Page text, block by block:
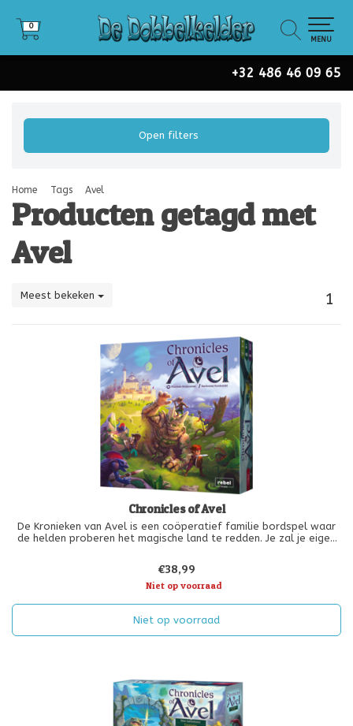
+32 486 46 09 65
0
0
MENU
Open filters
Home Tags Avel
Producten getagd met
Avel
Meest bekeken 1
Chronicles of Avel
De Kronieken van Avel is een coöperatief familie bordspel waar
de helden proberen het magische land te redden. Je zal je eigen
€38,99
Niet op voorraad
Niet op voorraad